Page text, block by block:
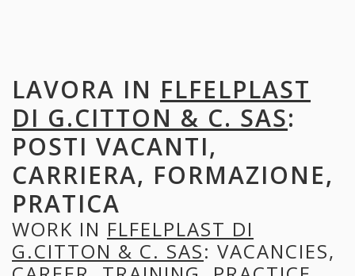
LAVORA IN FLFELPLAST
DI G.CITTON & C. SAS:
POSTI VACANTI,
CARRIERA, FORMAZIONE,
PRATICA
WORK IN FLFELPLAST DI
G.CITTON & C. SAS: VACANCIES,